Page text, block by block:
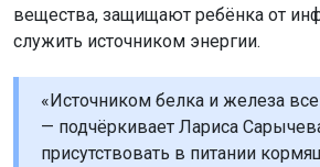
вещества, защищают ребёнка от
служить источником энергии.
«Источником белка и железа
— подчёркивает Лариса
присутствовать в питании